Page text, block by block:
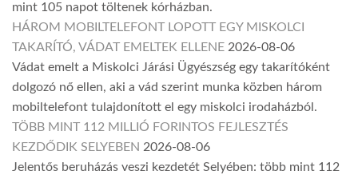
mint 105 napot töltenek kórházban.
HÁROM MOBILTELEFONT LOPOTT EGY MISKOLCI
TAKARÍTÓ, VÁDAT EMELTEK ELLENE 2026-08-06
Vádat emelt a Miskolci Járási Ügyészség egy takarítóként
dolgozó nő ellen, aki a vád szerint munka közben három
mobiltelefont tulajdonított el egy miskolci irodaházból.
TÖBB MINT 112 MILLIÓ FORINTOS FEJLESZTÉS
KEZDŐDIK SELYEBEN 2026-08-06
Jelentős beruházás veszi kezdetét Selyében: több mint 112